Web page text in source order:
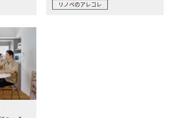
リノベのアレコレ